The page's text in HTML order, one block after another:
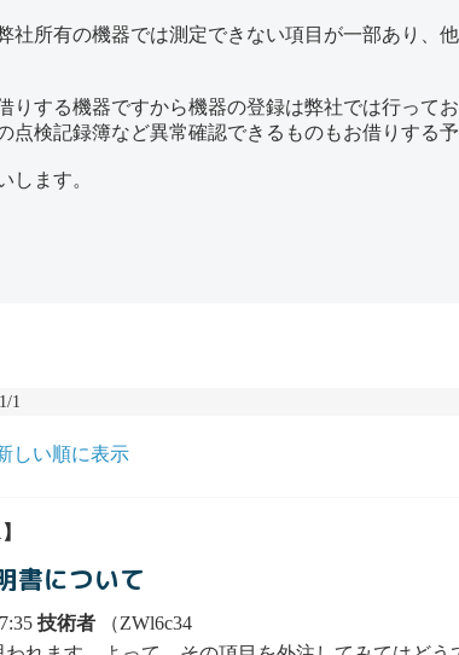
社所有の機器では測定できない項目が一部あり、
りする機器ですから機器の登録は弊社では行ってお
点検記録簿など異常確認できるものもお借りする予
します。
1
しい順に表示
書について
技術者 （ZWl6c34